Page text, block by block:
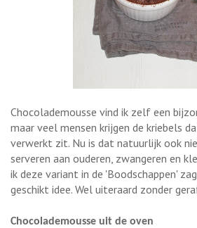
Chocolademousse vind ik zelf een
maar veel mensen krijgen de kriebels
verwerkt zit. Nu is dat natuurlijk ook
serveren aan ouderen, zwangeren en
ik deze variant in de 'Boodschappen'
geschikt idee. Wel uiteraard zonder
Chocolademousse uit de oven